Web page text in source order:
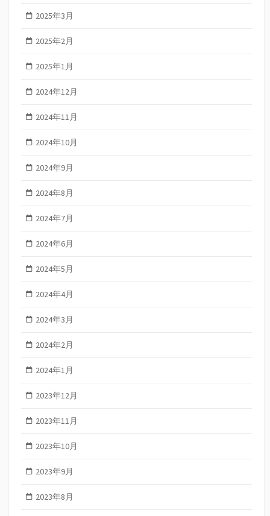
2025年3月
2025年2月
2025年1月
2024年12月
2024年11月
2024年10月
2024年9月
2024年8月
2024年7月
2024年6月
2024年5月
2024年4月
2024年3月
2024年2月
2024年1月
2023年12月
2023年11月
2023年10月
2023年9月
2023年8月